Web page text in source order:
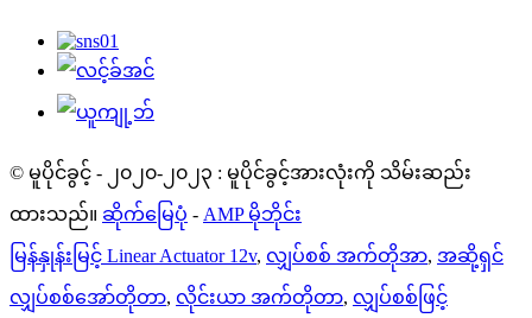
© မူပိုင်ခွင့် - ၂၀၂၀-၂၀၂၃ : မူပိုင်ခွင့်အားလုံးကို သိမ်းဆည်း
ထားသည်။ ဆိုက်မြေပုံ - AMP မိုဘိုင်း
မြန်နှုန်းမြင့် Linear Actuator 12v, လျှပ်စစ် အက်တိုအာ, အဆို့ရှင်
လျှပ်စစ်အော်တိုတာ, လိုင်းယာ အက်တိုတာ, လျှပ်စစ်ဖြင့်